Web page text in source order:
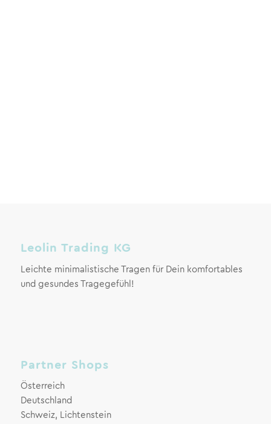
Leolin Trading KG
Leichte minimalistische Tragen für Dein komfortables
und gesundes Tragegefühl!
Partner Shops
Österreich
Deutschland
Schweiz, Lichtenstein